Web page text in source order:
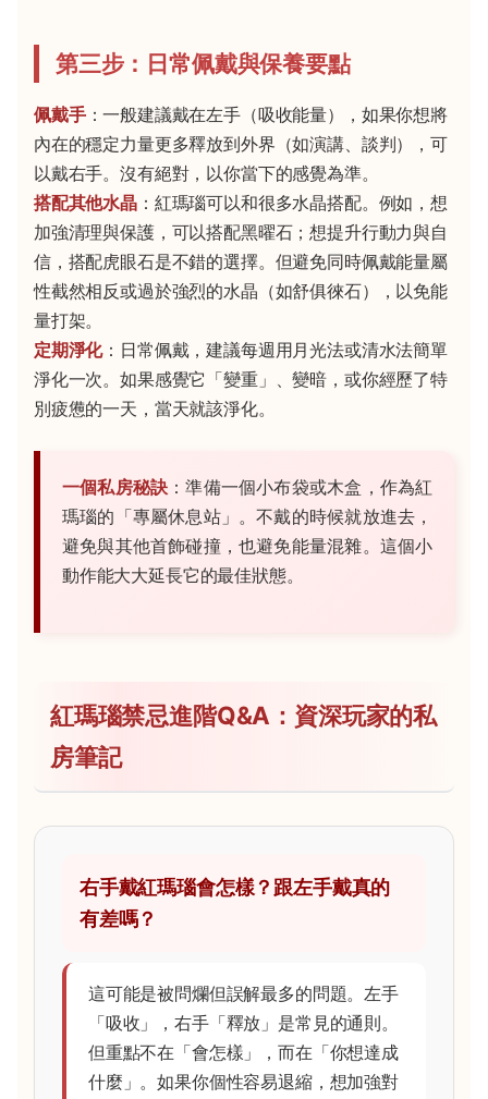
第三步：日常佩戴與保養要點
佩戴手：一般建議戴在左手（吸收能量），如果你想將
內在的穩定力量更多釋放到外界（如演講、談判），可
以戴右手。沒有絕對，以你當下的感覺為準。
搭配其他水晶：紅瑪瑙可以和很多水晶搭配。例如，想
加強清理與保護，可以搭配黑曜石；想提升行動力與自
信，搭配虎眼石是不錯的選擇。但避免同時佩戴能量屬
性截然相反或過於強烈的水晶（如舒俱徠石），以免能
量打架。
定期淨化：日常佩戴，建議每週用月光法或清水法簡單
淨化一次。如果感覺它「變重」、變暗，或你經歷了特
別疲憊的一天，當天就該淨化。
一個私房秘訣 ：準備一個小布袋或木盒，作為紅
瑪瑙的「專屬休息站」。不戴的時候就放進去，
避免與其他首飾碰撞，也避免能量混雜。這個小
動作能大大延長它的最佳狀態。
紅瑪瑙禁忌進階Q&A：資深玩家的私
房筆記
右手戴紅瑪瑙會怎樣？跟左手戴真的
有差嗎？
這可能是被問爛但誤解最多的問題。左手
「吸收」，右手「釋放」是常見的通則。
但重點不在「會怎樣」，而在「你想達成
什麼」。如果你個性容易退縮，想加強對